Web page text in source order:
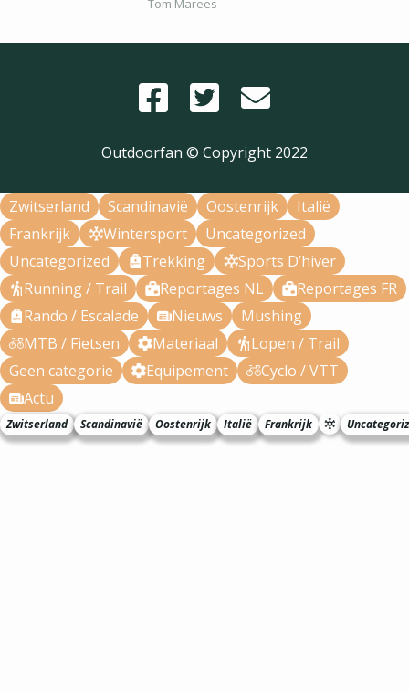
Tom Marees
Outdoorfan © Copyright 2022
Zwitserland Scandinavië Oostenrijk
Italië
Frankrijk
Wintersport
Uncategorized
Uncategorized
Trekking
Sports D’hiver
Running / Trail
Reportages NL
Reportages FR
Rando / Escalade
Nieuws
Mushing
MTB / Fietsen
Materiaal
Lopen / Trail
Geen categorie
Equipement
Cyclo / VTT
Actu
Zwitserland Scandinavië Oostenrijk Italië Frankrijk